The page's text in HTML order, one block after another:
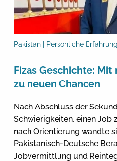
Pakistan | Persönliche
Fizas Geschichte: Mit
zu neuen Chancen
Nach Abschluss der
Schwierigkeiten, einen Job
nach Orientierung wandte
Pakistanisch-Deutsche
Jobvermittlung und